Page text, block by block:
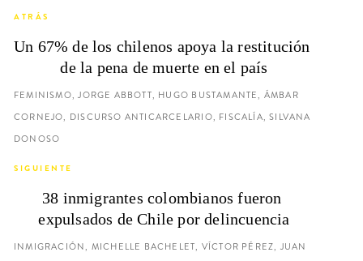
ATRÁS
Un 67% de los chilenos apoya la restitución
de la pena de muerte en el país
FEMINISMO, JORGE ABBOTT, HUGO BUSTAMANTE, ÁMBAR
CORNEJO, DISCURSO ANTICARCELARIO, FISCALÍA, SILVANA
DONOSO
SIGUIENTE
38 inmigrantes colombianos fueron
expulsados de Chile por delincuencia
INMIGRACIÓN, MICHELLE BACHELET, VÍCTOR PÉREZ, JUAN